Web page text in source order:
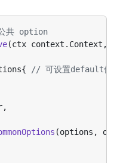
共 option
(ctx context . Context ,
{
// 可设置default值
,
(options ,